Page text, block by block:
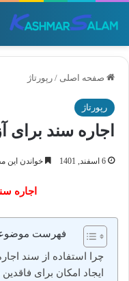
صفحه اصلی / رپورتاژ
رپورتاژ
اجاره سند برای
6 اسفند, 1401 خواندن این مطلب 4 دقیقه
اجاره
فهرست
​چرا استفاده از سند
​ایجاد امکان برای